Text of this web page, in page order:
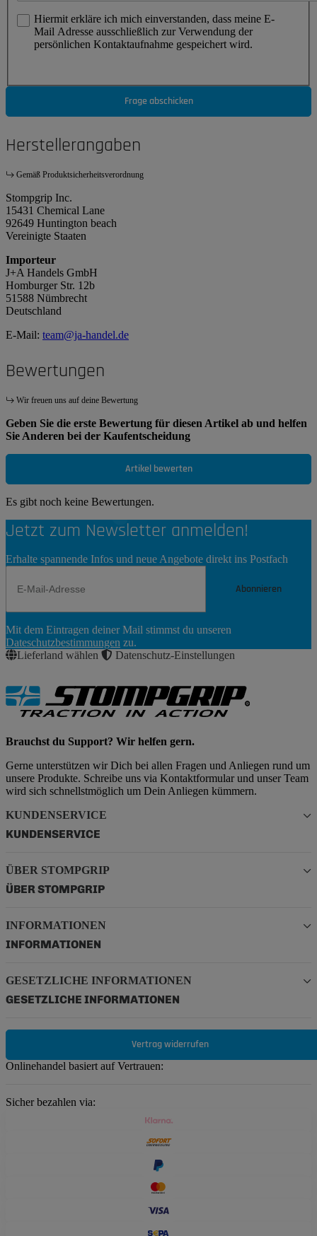
Hiermit erkläre ich mich einverstanden, dass meine E-
Mail Adresse ausschließlich zur Verwendung der
persönlichen Kontaktaufnahme gespeichert wird.
Frage abschicken
Herstellerangaben
Gemäß Produktsicherheitsverordnung
Stompgrip Inc.
15431 Chemical Lane
92649 Huntington beach
Vereinigte Staaten
Importeur
J+A Handels GmbH
Homburger Str. 12b
51588 Nümbrecht
Deutschland
E-Mail: team@ja-handel.de
Bewertungen
Wir freuen uns auf deine Bewertung
Geben Sie die erste Bewertung für diesen Artikel ab und helfen
Sie Anderen bei der Kaufentscheidung
Artikel bewerten
Es gibt noch keine Bewertungen.
Jetzt zum Newsletter anmelden!
Erhalte spannende Infos und neue Angebote direkt ins Postfach
Abonnieren
Abonnieren
Mit dem Eintragen deiner Mail stimmst du unseren
Dateschutzbestimmungen zu.
Lieferland wählen
Datenschutz-Einstellungen
Brauchst du Support? Wir helfen gern.
Gerne unterstützen wir Dich bei allen Fragen und Anliegen rund um
unsere Produkte. Schreibe uns via Kontaktformular und unser Team
wird sich schnellstmöglich um Dein Anliegen kümmern.
KUNDENSERVICE
KUNDENSERVICE
ÜBER STOMPGRIP
ÜBER STOMPGRIP
INFORMATIONEN
INFORMATIONEN
GESETZLICHE INFORMATIONEN
GESETZLICHE INFORMATIONEN
Vertrag widerrufen
Onlinehandel basiert auf Vertrauen:
Sicher bezahlen via: